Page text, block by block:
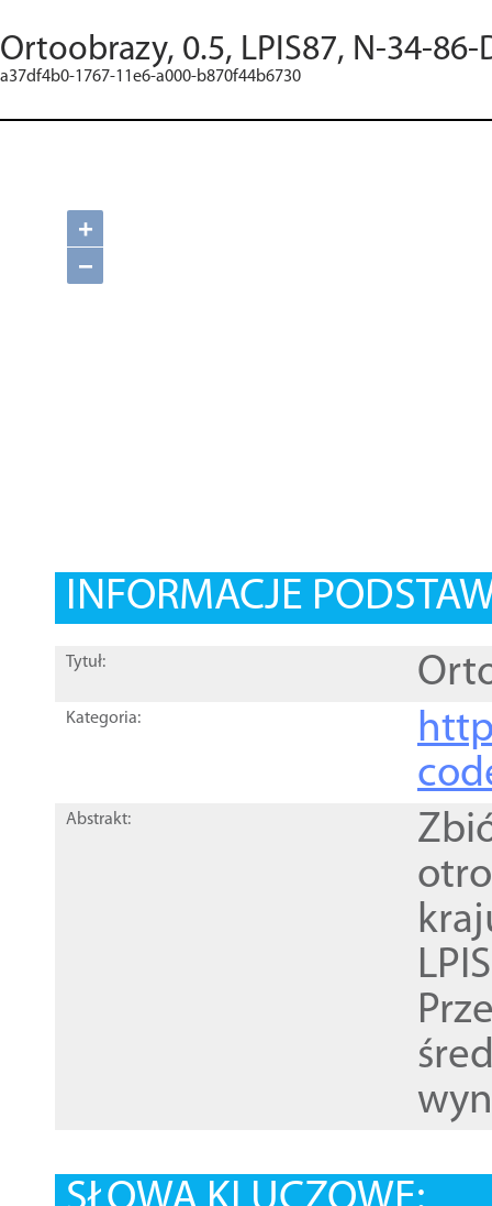
Ortoobrazy, 0.5, LPIS87, N-34-86-
a37df4b0-1767-11e6-a000-b870f44b6730
+
−
INFORMACJE
Tytuł:
Kategoria:
Abstrakt: